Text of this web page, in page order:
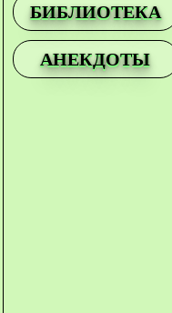
БИБЛИОТЕКА
АНЕКДОТЫ